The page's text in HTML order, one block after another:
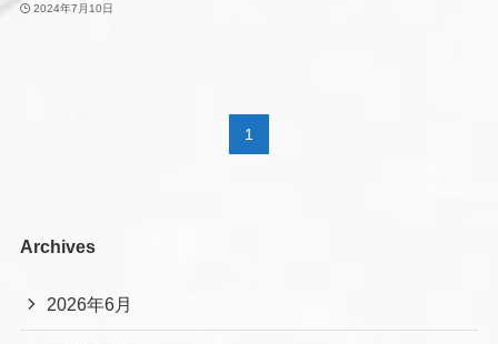
2024年7月10日
1
Archives
2026年6月